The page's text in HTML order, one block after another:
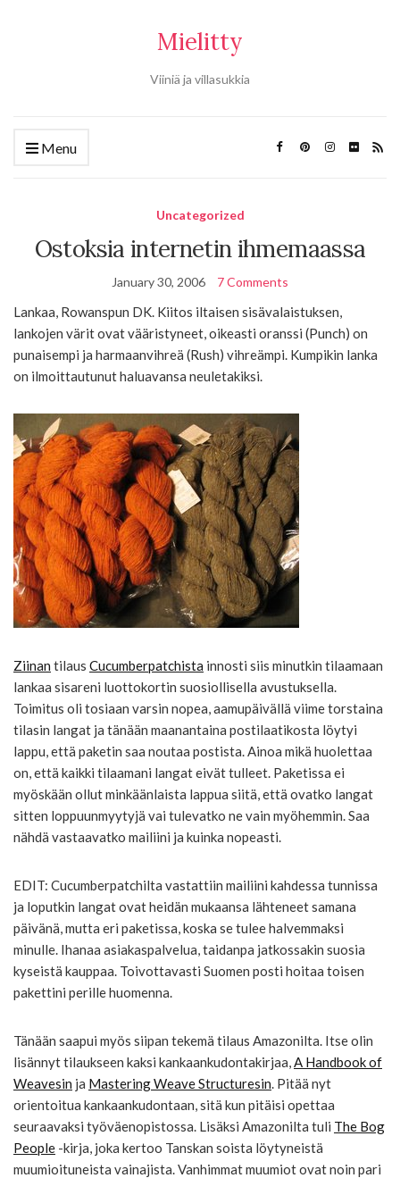
Mielitty
Viiniä ja villasukkia
Menu
Uncategorized
Ostoksia internetin ihmemaassa
January 30, 2006 7 Comments
Lankaa, Rowanspun DK. Kiitos iltaisen sisävalaistuksen,
lankojen värit ovat vääristyneet, oikeasti oranssi (Punch) on
punaisempi ja harmaanvihreä (Rush) vihreämpi. Kumpikin lanka
on ilmoittautunut haluavansa neuletakiksi.
Ziinan tilaus Cucumberpatchista innosti siis minutkin tilaamaan
lankaa sisareni luottokortin suosiollisella avustuksella.
Toimitus oli tosiaan varsin nopea, aamupäivällä viime torstaina
tilasin langat ja tänään maanantaina postilaatikosta löytyi
lappu, että paketin saa noutaa postista. Ainoa mikä huolettaa
on, että kaikki tilaamani langat eivät tulleet. Paketissa ei
myöskään ollut minkäänlaista lappua siitä, että ovatko langat
sitten loppuunmyytyjä vai tulevatko ne vain myöhemmin. Saa
nähdä vastaavatko mailiini ja kuinka nopeasti.
EDIT: Cucumberpatchilta vastattiin mailiini kahdessa tunnissa
ja loputkin langat ovat heidän mukaansa lähteneet samana
päivänä, mutta eri paketissa, koska se tulee halvemmaksi
minulle. Ihanaa asiakaspalvelua, taidanpa jatkossakin suosia
kyseistä kauppaa. Toivottavasti Suomen posti hoitaa toisen
pakettini perille huomenna.
Tänään saapui myös siipan tekemä tilaus Amazonilta. Itse olin
lisännyt tilaukseen kaksi kankaankudontakirjaa,A Handbook of
Weavesin ja Mastering Weave Structuresin. Pitää nyt
orientoitua kankaankudontaan, sitä kun pitäisi opettaa
seuraavaksi työväenopistossa. Lisäksi Amazonilta tuli The Bog
People -kirja, joka kertoo Tanskan soista löytyneistä
muumioituneista vainajista. Vanhimmat muumiot ovat noin pari